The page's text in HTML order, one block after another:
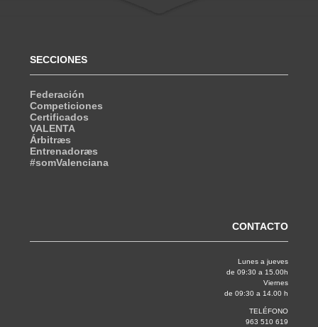
SECCIONES
Federación
Competiciones
Certificados
VALENTA
Árbitræs
Entrenadoræs
#somValenciana
CONTACTO
Lunes a jueves
de 09:30 a 15.00h
Viernes
de 09:30 a 14.00 h
TELÉFONO
963 510 619